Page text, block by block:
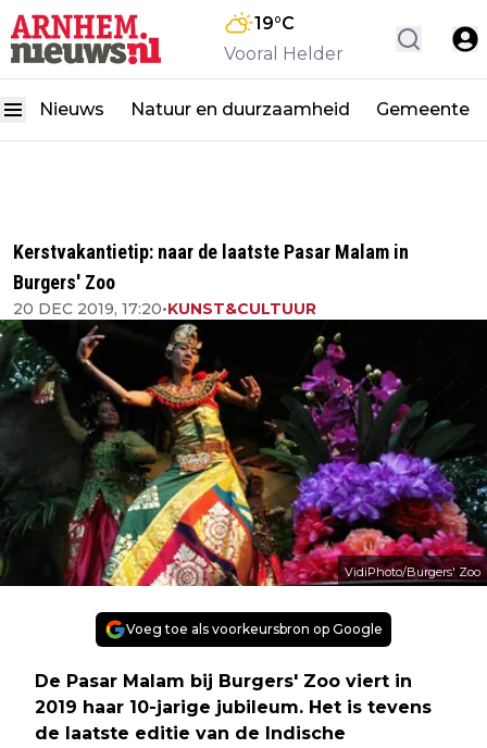
19°C
Vooral Helder
Nieuws Natuur en duurzaamheid Gemeente
Kerstvakantietip: naar de laatste Pasar Malam in
Burgers' Zoo
20 DEC 2019, 17:20•KUNST&CULTUUR
VidiPhoto/Burgers' Zoo
Voeg toe als voorkeursbron op Google
De Pasar Malam bij Burgers' Zoo viert in
2019 haar 10-jarige jubileum. Het is tevens
de laatste editie van de Indische